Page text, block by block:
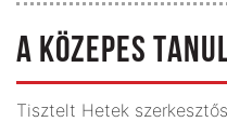
A KÖZEPES
Tisztelt Hetek